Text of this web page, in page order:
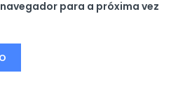
para a próxima vez